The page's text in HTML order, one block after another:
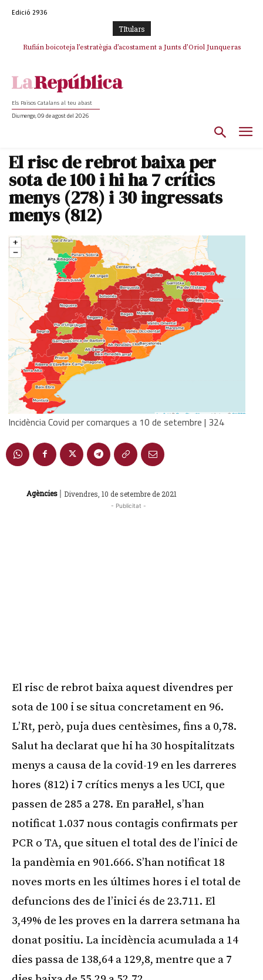
Edició 2936
TItulars
Rufián boicoteja l’estratègia d’acostament a Junts d’Oriol Junqueras
Els Països Catalans al teu abast
Diumenge, 09 de agost del 2026
El risc de rebrot baixa per
sota de 100 i hi ha 7 crítics
menys (278) i 30 ingressats
menys (812)
Incidència Covid per comarques a 10 de setembre | 324
Agències | Divendres, 10 de setembre de 2021
- Publicitat -
El risc de rebrot baixa aquest divendres per
sota de 100 i se situa concretament en 96.
L’Rt, però, puja dues centèsimes, fins a 0,78.
Salut ha declarat que hi ha 30 hospitalitzats
menys a causa de la covid-19 en les darreres
hores (812) i 7 crítics menys a les UCI, que
passen de 285 a 278. En paral·lel, s’han
notificat 1.037 nous contagis confirmats per
PCR o TA, que situen el total des de l’inici de
la pandèmia en 901.666. S’han notificat 18
noves morts en les últimes hores i el total de
defuncions des de l’inici és de 23.711. El
3,49% de les proves en la darrera setmana ha
donat positiu. La incidència acumulada a 14
dies passa de 138,64 a 129,8, mentre que a 7